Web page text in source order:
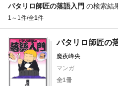
パタリロ師匠の落語入門 の検索結
1～1件/全1件
パタリロ師匠の
魔夜峰央
マンガ
全1冊